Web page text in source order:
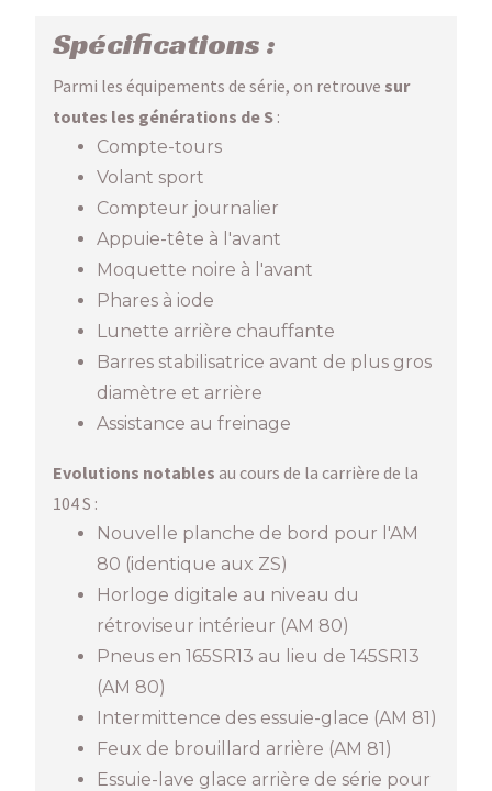
Spécifications :
Parmi les équipements de série, on retrouve sur
toutes les générations de S :
Compte-tours
Volant sport
Compteur journalier
Appuie-tête à l'avant
Moquette noire à l'avant
Phares à iode
Lunette arrière chauffante
Barres stabilisatrice avant de plus gros
diamètre et arrière
Assistance au freinage
Evolutions notables au cours de la carrière de la
104 S :
Nouvelle planche de bord pour l'AM
80 (identique aux ZS)
Horloge digitale au niveau du
rétroviseur intérieur (AM 80)
Pneus en 165SR13 au lieu de 145SR13
(AM 80)
Intermittence des essuie-glace (AM 81)
Feux de brouillard arrière (AM 81)
Essuie-lave glace arrière de série pour